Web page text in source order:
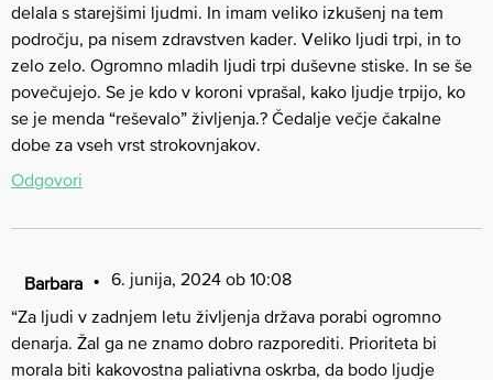
delala s starejšimi ljudmi. In imam veliko izkušenj na tem
področju, pa nisem zdravstven kader. Veliko ljudi trpi, in to
zelo zelo. Ogromno mladih ljudi trpi duševne stiske. In se še
povečujejo. Se je kdo v koroni vprašal, kako ljudje trpijo, ko
se je menda “reševalo” življenja.? Čedalje večje čakalne
dobe za vseh vrst strokovnjakov.
Odgovori
Barbara
6. junija, 2024 ob 10:08
“Za ljudi v zadnjem letu življenja država porabi ogromno
denarja. Žal ga ne znamo dobro razporediti. Prioriteta bi
morala biti kakovostna paliativna oskrba, da bodo ljudje